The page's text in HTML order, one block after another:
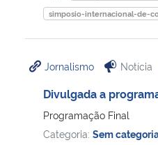
simposio-internacional-de-
Jornalismo Notícia
Divulgada a
Programação Final
Categoria: Sem